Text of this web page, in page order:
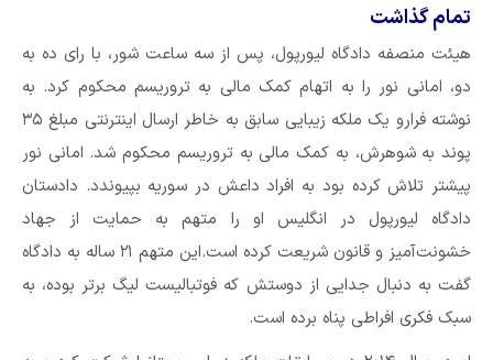
تمام گذاشت
هیئت منصفه دادگاه لیورپول، پس از سه ساعت شور، با رای ده به
دو، امانی نور را به اتهام کمک مالی به تروریسم محکوم کرد. به
نوشته فرارو یک ملکه زیبایی سابق به خاطر ارسال اینترنتی مبلغ ۳۵
پوند به شوهرش، به کمک مالی به تروریسم محکوم شد. امانی نور
پیشتر تلاش کرده بود به افراد داعش در سوریه بپیوندد. دادستان
دادگاه لیورپول در انگلیس او را متهم به حمایت از جهاد
خشونت‌آمیز و قانون شریعت کرده است.این متهم ۲۱ ساله به دادگاه
گفت به دنبال جدایی از دوستش که فوتبالیست لیگ برتر بوده، به
سبک فکری افراطی پناه برده است.